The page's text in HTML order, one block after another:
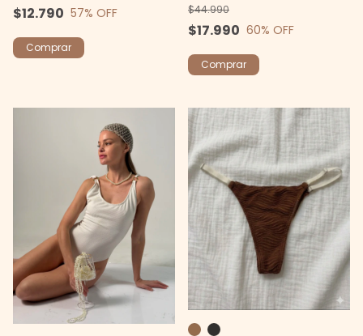
$12.790 57% OFF
Comprar
$17.990
$44.990
60% OFF
Comprar